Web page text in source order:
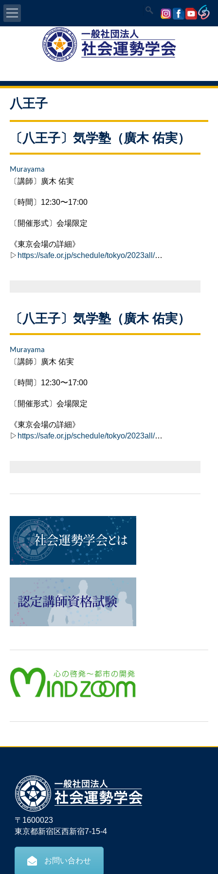
気学/易 セミナー
講師の紹介
入会について
開運MAPS
八王子
〔八王子〕気学塾（廣木 佑実）
Murayama
〔講師〕廣木 佑実
〔時間〕12:30〜17:00
〔開催形式〕会場限定
《東京会場の詳細》
▷ https://safe.or.jp/schedule/tokyo/2023all/…
〔八王子〕気学塾（廣木 佑実）
Murayama
〔講師〕廣木 佑実
〔時間〕12:30〜17:00
〔開催形式〕会場限定
《東京会場の詳細》
▷ https://safe.or.jp/schedule/tokyo/2023all/…
〒1600023
東京都新宿区西新宿7-15-4
お問い合わせ